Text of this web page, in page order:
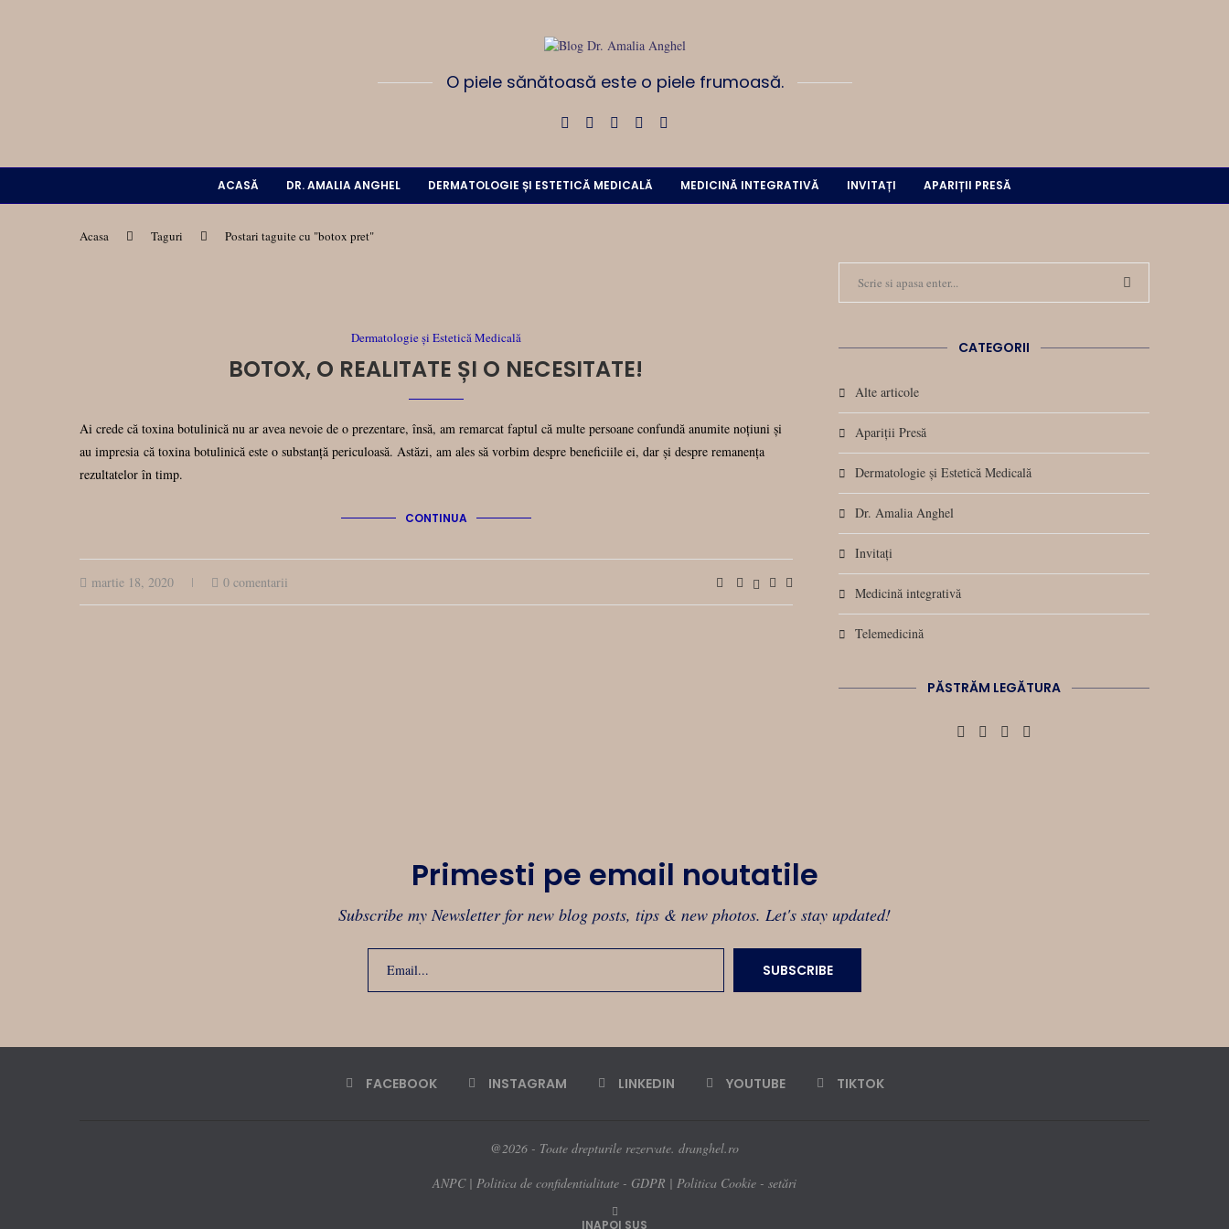
O piele sănătoasă este o piele frumoasă.
ACASĂ DR. AMALIA ANGHEL DERMATOLOGIE ȘI ESTETICĂ MEDICALĂ MEDICINĂ INTEGRATIVĂ INVITAȚI APARIȚII PRESĂ
Acasa Taguri Postari taguite cu "botox pret"
Dermatologie și Estetică Medicală
BOTOX, O REALITATE ȘI O NECESITATE!
Ai crede că toxina botulinică nu ar avea nevoie de o prezentare, însă, am remarcat faptul că multe persoane confundă anumite noțiuni și
au impresia că toxina botulinică este o substanță periculoasă. Astăzi, am ales să vorbim despre beneficiile ei, dar și despre remanența
rezultatelor în timp.
CONTINUA
martie 18, 2020 0 comentarii
CATEGORII
Alte articole
Apariții Presă
Dermatologie și Estetică Medicală
Dr. Amalia Anghel
Invitați
Medicină integrativă
Telemedicină
PĂSTRĂM LEGĂTURA
Primesti pe email noutatile
Subscribe my Newsletter for new blog posts, tips & new photos. Let's stay updated!
FACEBOOK INSTAGRAM LINKEDIN YOUTUBE TIKTOK
@2026 - Toate drepturile rezervate. dranghel.ro
ANPC| Politica de confidentialitate - GDPR | Politica Cookie - setări
INAPOI SUS